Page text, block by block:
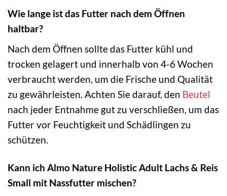
Wie lange ist das Futter nach dem Öffnen
haltbar?
Nach dem Öffnen sollte das Futter kühl und
trocken gelagert und innerhalb von 4-6 Wochen
verbraucht werden, um die Frische und Qualität
zu gewährleisten. Achten Sie darauf, den Beutel
nach jeder Entnahme gut zu verschließen, um das
Futter vor Feuchtigkeit und Schädlingen zu
schützen.
Kann ich Almo Nature Holistic Adult Lachs & Reis
Small mit Nassfutter mischen?